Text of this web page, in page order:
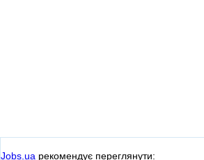
Jobs.ua рекомендує переглянути: